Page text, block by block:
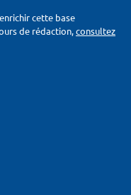
cette base
de rédaction,consultez